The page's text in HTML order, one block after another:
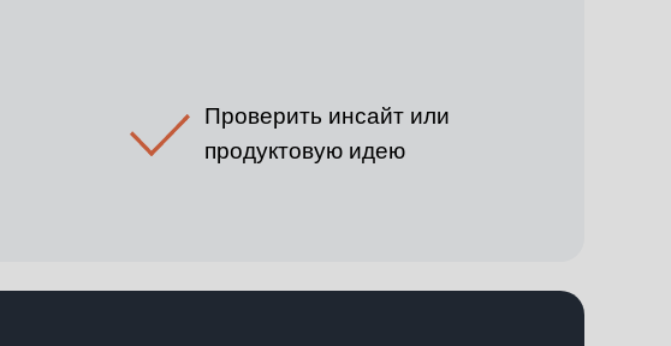
Проверить инсайт или
продуктовую идею